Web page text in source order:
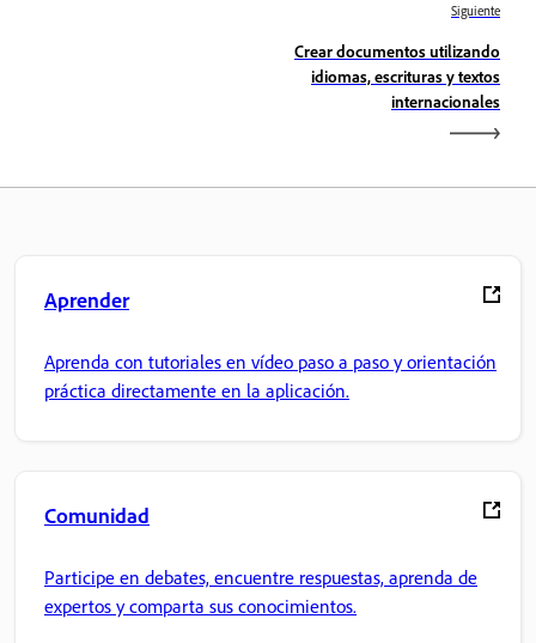
Siguiente
Crear documentos utilizando
idiomas, escrituras y textos
internacionales
Aprender
Aprenda con tutoriales en vídeo paso a paso y orientación
práctica directamente en la aplicación.
Comunidad
Participe en debates, encuentre respuestas, aprenda de
expertos y comparta sus conocimientos.